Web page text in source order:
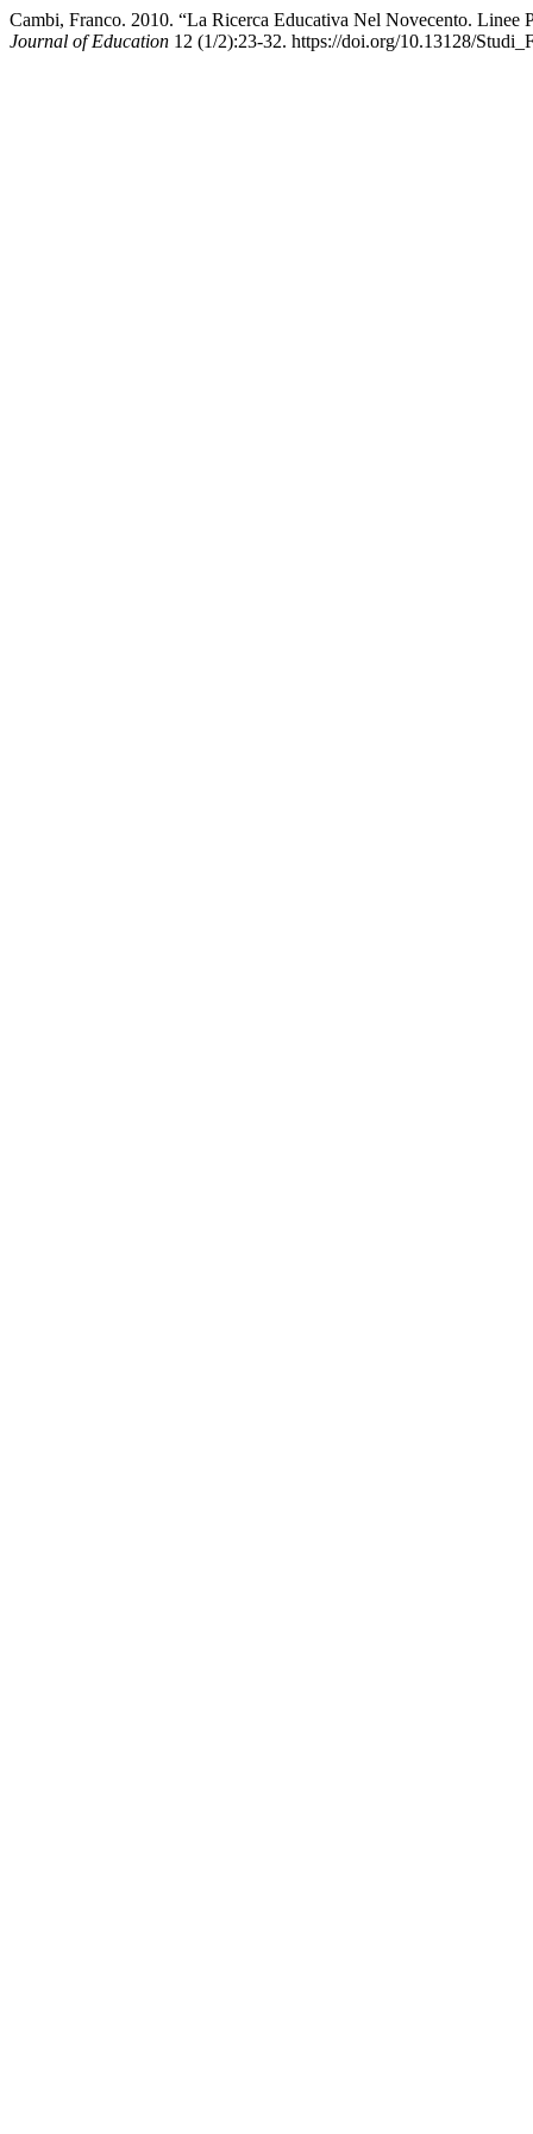
Cambi, Franco. 2010. “La Ricerca Educativa Nel Novecento. Linee
Journal of Education 12 (1/2):23-32. https://doi.org/10.13128/